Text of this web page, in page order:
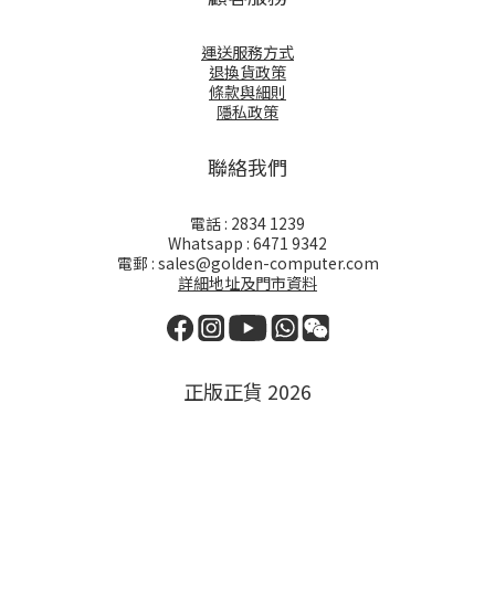
運送服務方式
退換貨政策
條款與細則
隱私政策
聯絡我們
電話 : 2834 1239
Whatsapp : 6471 9342
電郵 : sales@golden-computer.com
詳細地址及門市資料
正版正貨 2026